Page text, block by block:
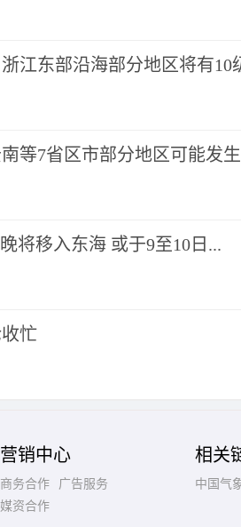
江东部沿海部分地区将有10
等7省区市部分地区可能发
将移入东海 或于9至10日...
忙
营销中心
商务合作
广告服务
媒资合作
相关
中国气